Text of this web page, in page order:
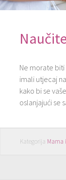
Ne morate biti
imali utjecaj
kako bi se
oslanjajući se
Kategorija Mama